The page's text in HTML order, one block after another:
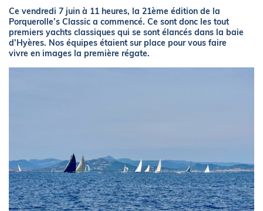
Ce vendredi 7 juin à 11 heures, la 21ème édition de la
Porquerolle’s Classic a commencé. Ce sont donc les tout
premiers yachts classiques qui se sont élancés dans la baie
d’Hyères. Nos équipes étaient sur place pour vous faire
vivre en images la première régate.